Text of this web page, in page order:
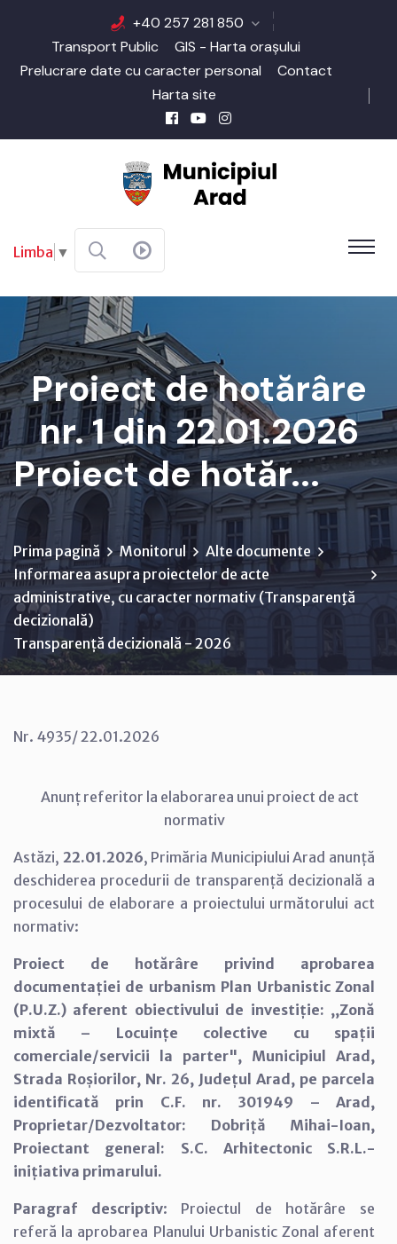
+40 257 281 850
Transport Public
GIS - Harta orașului
Prelucrare date cu caracter personal
Contact
Harta site
Limba ▼
Proiect de hotărâre
nr. 1 din 22.01.2026
Proiect de hotăr...
Prima pagină Monitorul
Alte documente
Informarea asupra proiectelor de acte
administrative, cu caracter normativ (Transparenţă
decizională)
Transparență decizională - 2026
Nr. 4935/ 22.01.2026
Anunț referitor la elaborarea unui proiect de act
normativ
Astăzi, 22.01.2026, Primăria Municipiului Arad anunță
deschiderea procedurii de transparență decizională a
procesului de elaborare a proiectului următorului act
normativ:
Proiect de hotărâre privind aprobarea
documentației de urbanism Plan Urbanistic Zonal
(P.U.Z.) aferent obiectivului de investiție: ,,Zonă
mixtă – Locuințe colective cu spații
comerciale/servicii la parter", Municipiul Arad,
Strada Roșiorilor, Nr. 26, Județul Arad, pe parcela
identificată prin C.F. nr. 301949 – Arad,
Proprietar/Dezvoltator: Dobriță Mihai-Ioan,
Proiectant general: S.C. Arhitectonic S.R.L.-
inițiativa primarului.
Paragraf descriptiv: Proiectul de hotărâre se
referă la aprobarea Planului Urbanistic Zonal aferent